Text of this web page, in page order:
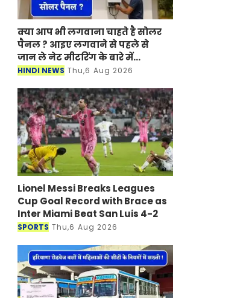
क्या आप भी लगवाना चाहते है सोलर
पैनल ? आइए लगवाने से पहले से
जान ले नेट मीटरिंग के बारे में...
HINDI NEWS Thu,6 Aug 2026
Lionel Messi Breaks Leagues
Cup Goal Record with Brace as
Inter Miami Beat San Luis 4-2
SPORTS Thu,6 Aug 2026